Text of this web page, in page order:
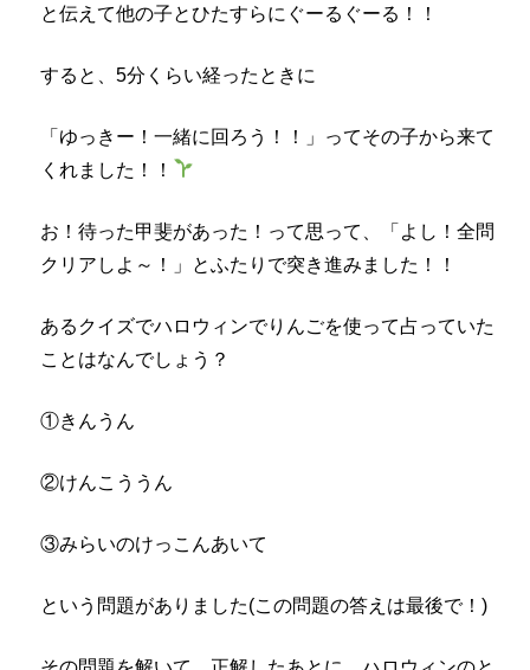
と伝えて他の子とひたすらにぐーるぐーる！！
すると、5分くらい経ったときに
「ゆっきー！一緒に回ろう！！」ってその子から来て
くれました！！
お！待った甲斐があった！って思って、「よし！全問
クリアしよ～！」とふたりで突き進みました！！
あるクイズでハロウィンでりんごを使って占っていた
ことはなんでしょう？
①きんうん
②けんこううん
③みらいのけっこんあいて
という問題がありました(この問題の答えは最後で！)